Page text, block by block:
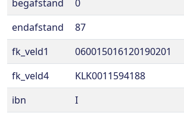
begafstand
0
endafstand
87
fk_veld1
060015016120190201
fk_veld4
KLK0011594188
ibn
I